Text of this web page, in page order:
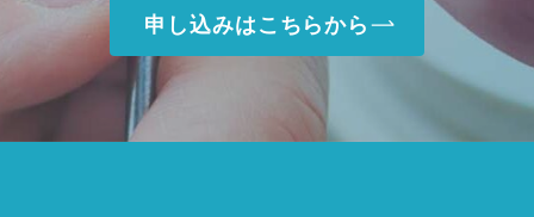
申し込みはこちらから